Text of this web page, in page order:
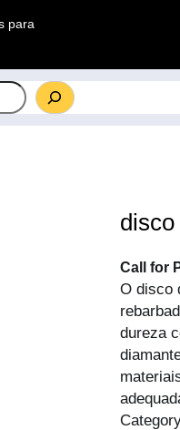
para
Call for
O disco
dureza